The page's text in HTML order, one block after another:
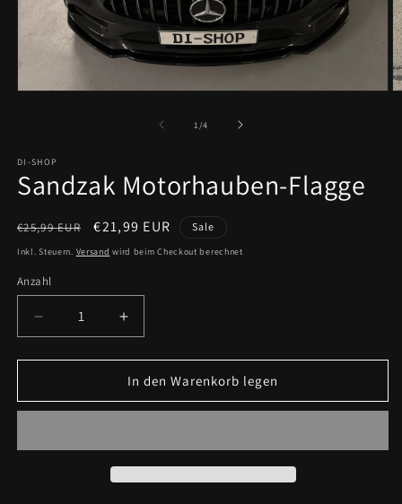
1 /von
4
DI-SHOP
Sandzak Motorhauben-Flagge
Normaler
Preis
€25,99 EUR Verkaufspreis
€21,99 EUR Sale
Inkl. Steuern. Versand wird beim Checkout berechnet
Anzahl
Anzahl
Verringere
die
Menge
Sandzak
Erhöhe
die
Menge
für
Sandzak
In den Warenkorb legen